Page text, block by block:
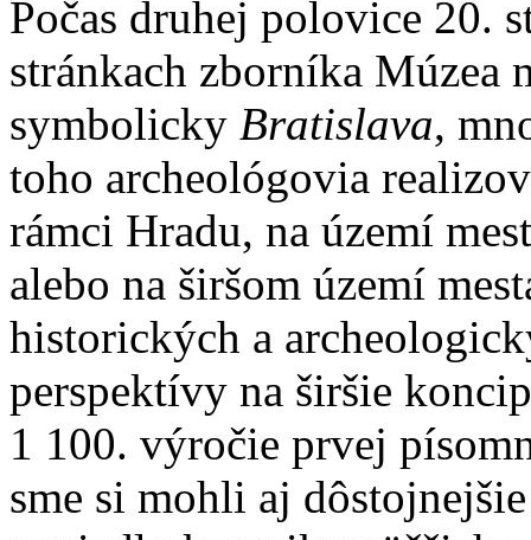
Počas druhej polovice 20.
stránkach zborníka Múzea
symbolicky Bratislava,
toho archeológovia
rámci Hradu, na území
alebo na širšom území
historických a
perspektívy na širšie
1 100. výročie prvej
sme si mohli aj